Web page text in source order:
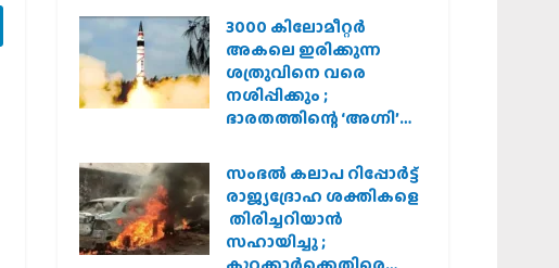
3000 കിലോമീറ്റർ
അകലെ ഇരിക്കുന്ന
ശത്രുവിനെ വരെ
നശിപ്പിക്കും ;
ഭാരതത്തിന്റെ ‘അഗ്നി’
സംഭൽ കലാപ റിപ്പോർട്ട്
രാജ്യദ്രോഹ ശക്തികളെ
തിരിച്ചറിയാൻ
സഹായിച്ചു ;